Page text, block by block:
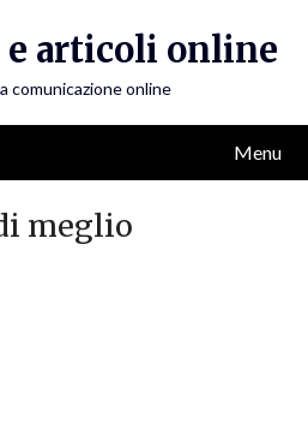
articoli online
comunicazione online
Menu
meglio